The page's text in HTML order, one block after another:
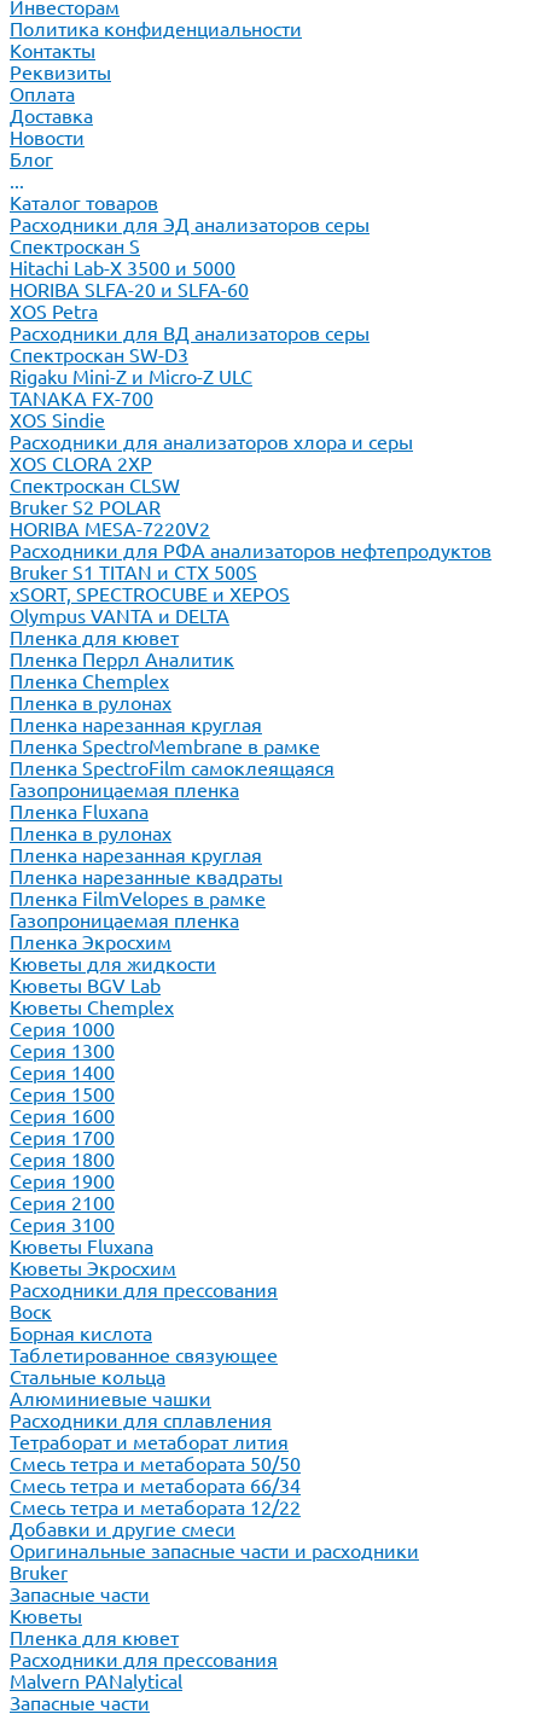
Инвесторам
Политика конфиденциальности
Контакты
Реквизиты
Оплата
Доставка
Новости
Блог
...
Каталог товаров
Расходники для ЭД анализаторов серы
Спектроскан S
Hitachi Lab-X 3500 и 5000
HORIBA SLFA-20 и SLFA-60
XOS Petra
Расходники для ВД анализаторов серы
Спектроскан SW-D3
Rigaku Mini-Z и Micro-Z ULC
TANAKA FX-700
XOS Sindie
Расходники для анализаторов хлора и серы
XOS CLORA 2XP
Спектроскан CLSW
Bruker S2 POLAR
HORIBA MESA-7220V2
Расходники для РФА анализаторов нефтепродуктов
Bruker S1 TITAN и CTX 500S
xSORT, SPECTROCUBE и XEPOS
Olympus VANTA и DELTA
Пленка для кювет
Пленка Перрл Аналитик
Пленка Chemplex
Пленка в рулонах
Пленка нарезанная круглая
Пленка SpectroMembrane в рамке
Пленка SpectroFilm самоклеящаяся
Газопроницаемая пленка
Пленка Fluxana
Пленка в рулонах
Пленка нарезанная круглая
Пленка нарезанные квадраты
Пленка FilmVelopes в рамке
Газопроницаемая пленка
Пленка Экросхим
Кюветы для жидкости
Кюветы BGV Lab
Кюветы Chemplex
Серия 1000
Серия 1300
Серия 1400
Серия 1500
Серия 1600
Серия 1700
Серия 1800
Серия 1900
Серия 2100
Серия 3100
Кюветы Fluxana
Кюветы Экросхим
Расходники для прессования
Воск
Борная кислота
Таблетированное связующее
Стальные кольца
Алюминиевые чашки
Расходники для сплавления
Тетраборат и метаборат лития
Смесь тетра и метабората 50/50
Смесь тетра и метабората 66/34
Смесь тетра и метабората 12/22
Добавки и другие смеси
Оригинальные запасные части и расходники
Bruker
Запасные части
Кюветы
Пленка для кювет
Расходники для прессования
Malvern PANalytical
Запасные части